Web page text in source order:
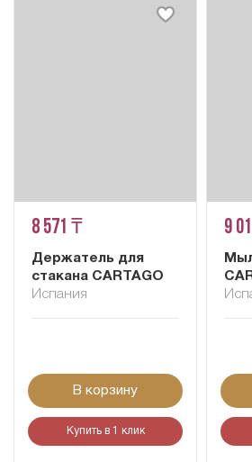
8 571 ₸
Держатель для
стакана CARTAGO
Испания
В корзину
Купить в 1 клик
9